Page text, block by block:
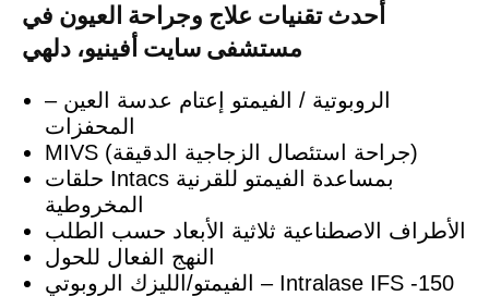
أحدث تقنيات علاج وجراحة العيون في
مستشفى سايت أفينيو، دلهي
الروبوتية / الفيمتو إعتام عدسة العين –
المحفزات
MIVS (جراحة استئصال الزجاجية الدقيقة)
حلقات Intacs بمساعدة الفيمتو للقرنية
المخروطية
الأطراف الاصطناعية ثلاثية الأبعاد حسب الطلب
النهج الفعال للحول
الفيمتو/الليزك الروبوتي – Intralase IFS -150